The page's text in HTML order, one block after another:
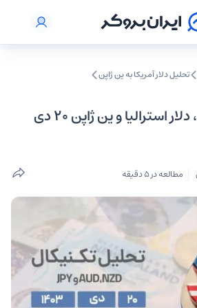
تحلیل دلار آمریکا به ین ژاپن
تحلیل دلار نیوزلند، دلار استرالیا و ین ژاپن ۲۰ دی
مطالعه در 5 دقیقه